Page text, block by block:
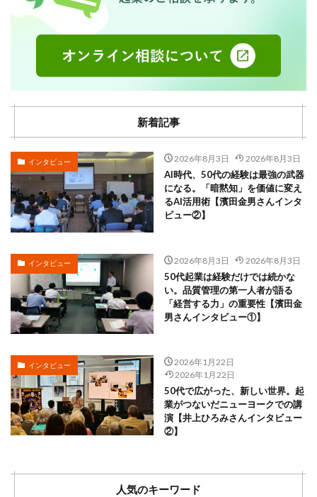
新着記事
インタビュー 2026年8月3日 2026年8月3日
AI時代、50代の経験は最強の武器
になる。「暗黙知」を価値に変え
るAI活用術【濱田金男さんインタ
ビュー②】
インタビュー 2026年8月3日 2026年8月3日
50代起業は経験だけでは続かな
い。品質管理の第一人者が語る
「経営する力」の重要性【濱田金
男さんインタビュー①】
インタビュー
2026年1月22日
2026年1月22日
50代で広がった、新しい世界。起
業がつないだニューヨークでの講
演【井上ひろみさんインタビュー
②】
人気のキーワード